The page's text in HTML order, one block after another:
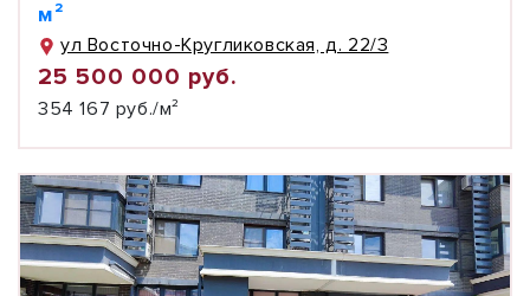
м²
ул Восточно-Кругликовская, д. 22/3
25 500 000 руб.
354 167 руб./м²